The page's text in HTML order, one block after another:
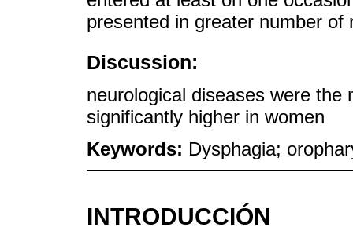
presented in greater number
Discussion:
neurological diseases were
significantly higher in women
Keywords: Dysphagia;
INTRODUCCIÓN